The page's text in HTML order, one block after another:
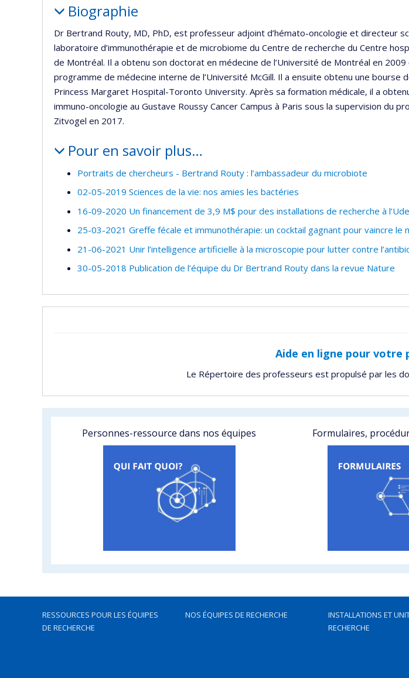
Biographie
Dr Bertrand Routy, MD, PhD, est professeur adjoint d’hémato-oncologie et directeur
laboratoire d’immunothérapie et de microbiome du Centre de recherche du Centre
de Montréal. Il a obtenu son doctorat en médecine de l’Université de Montréal en
programme de médecine interne de l’Université McGill. Il a ensuite obtenu une bourse
Princess Margaret Hospital-Toronto University. Après sa formation médicale, il a
immuno-oncologie au Gustave Roussy Cancer Campus à Paris sous la supervision du
Zitvogel en 2017.
Pour en savoir plus…
Portraits de chercheurs - Bertrand Routy : l’ambassadeur du microbiote
02-05-2019 Sciences de la vie: nos amies les bactéries
16-09-2020 Un financement de 3,9 M$ pour des installations de recherche à
25-03-2021 Greffe fécale et immunothérapie: un cocktail gagnant pour vaincre le
21-06-2021 Unir l’intelligence artificielle à la microscopie pour lutter contre
30-05-2018 Publication de l’équipe du Dr Bertrand Routy dans la revue Nature
Aide en ligne pour votre
Le Répertoire des professeurs est propulsé par les
Personnes-ressource dans nos équipes Formulaires,
RESSOURCES POUR LES ÉQUIPES
DE RECHERCHE
NOS ÉQUIPES DE RECHERCHE
INSTALLATIONS ET
RECHERCHE